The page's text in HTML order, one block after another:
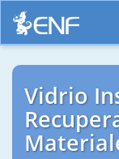
Vidrio